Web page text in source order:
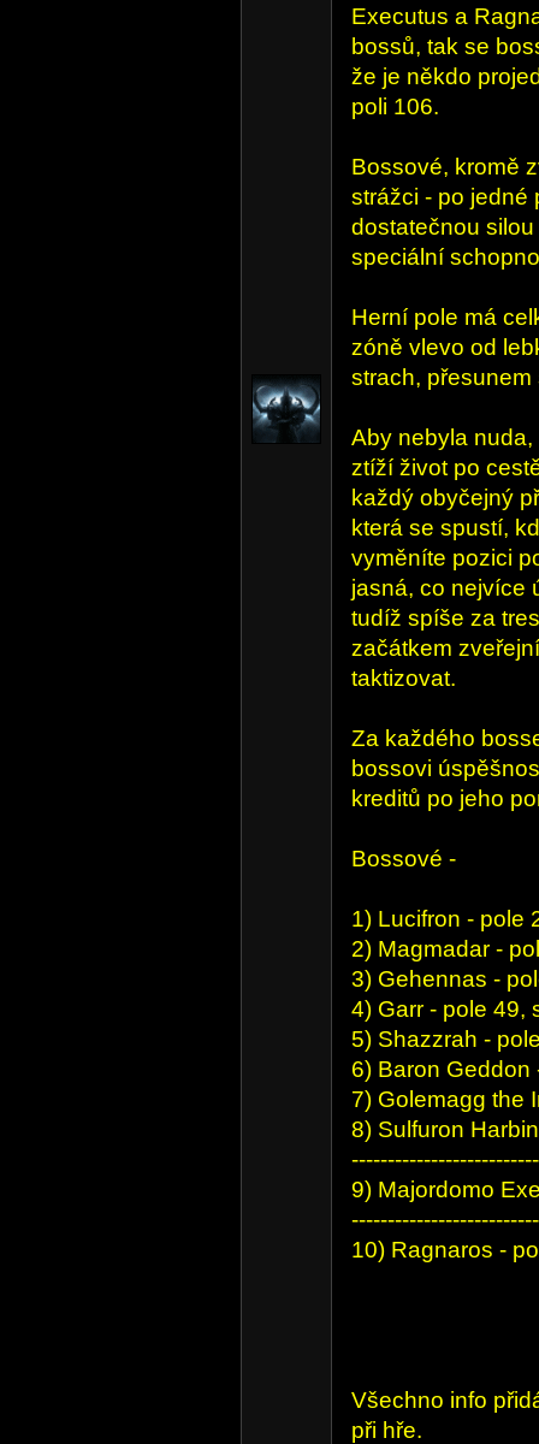
Executus a
bossů, tak se
že je někdo
poli 106.
Bossové, kromě
strážci - po jedné
dostatečnou
speciální
Herní pole má
zóně vlevo od
strach,
Aby nebyla
ztíží život po
každý obyčejný
která se spustí,
vyměníte pozici
jasná, co nejvíce
tudíž spíše za
začátkem
taktizovat.
Za každého
bossovi
kreditů po jeho
Bossové -
1) Lucifron - pole
2) Magmadar -
3) Gehennas -
4) Garr - pole 49,
5) Shazzrah -
6) Baron Geddon
7) Golemagg the
8) Sulfuron
9) Majordomo
10) Ragnaros -
Všechno info
při hře.